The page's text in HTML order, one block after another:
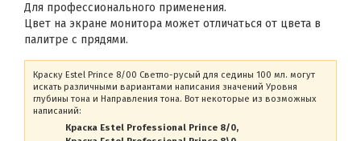
Для профессионального применения.
Цвет на экране монитора может отличаться от цвета в
палитре с прядями.
Краску Estel Prince 8/00 Светло-русый для седины 100 мл. могут
искать различными вариантами написания значений Уровня
глубины тона и Направления тона. Вот некоторые из возможных
написаний:
Краска Estel Professional Prince 8/0